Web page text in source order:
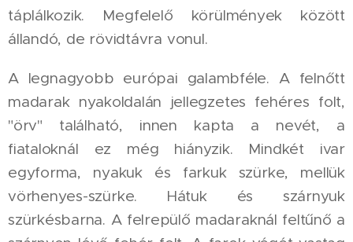
táplálkozik. Megfelelő körülmények között
állandó, de rövidtávra vonul.
A legnagyobb európai galambféle. A felnőtt
madarak nyakoldalán jellegzetes fehéres folt,
"örv" található, innen kapta a nevét, a
fiataloknál ez még hiányzik. Mindkét ivar
egyforma, nyakuk és farkuk szürke, mellük
vörhenyes-szürke. Hátuk és szárnyuk
szürkésbarna. A felrepülő madaraknál feltűnő a